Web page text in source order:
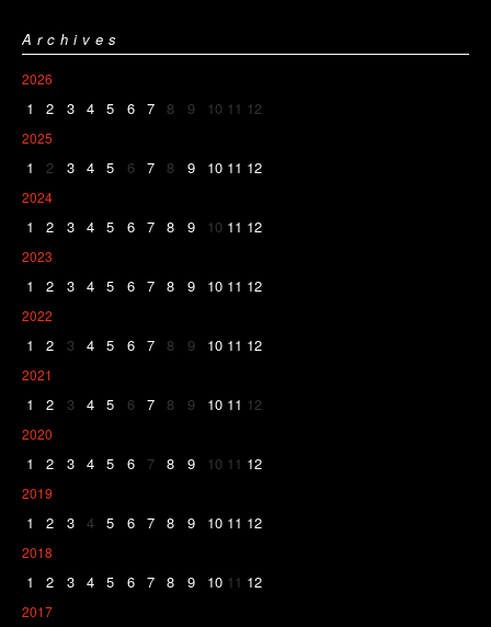
Archives
2026
1 2 3 4 5 6 7 8 9 10 11 12
2025
1 2 3 4 5 6 7 8 9 10 11 12
2024
1 2 3 4 5 6 7 8 9 10 11 12
2023
1 2 3 4 5 6 7 8 9 10 11 12
2022
1 2 3 4 5 6 7 8 9 10 11 12
2021
1 2 3 4 5 6 7 8 9 10 11 12
2020
1 2 3 4 5 6 7 8 9 10 11 12
2019
1 2 3 4 5 6 7 8 9 10 11 12
2018
1 2 3 4 5 6 7 8 9 10 11 12
2017